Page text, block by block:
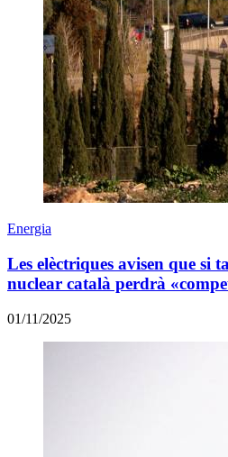
Energia
Les elèctriques avisen que si
nuclear català perdrà
01/11/2025